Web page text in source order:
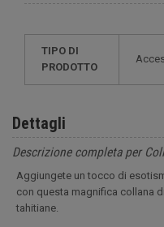
TIPO DI
PRODOTTO
Dettagli
Descrizione completa per
Aggiungete un tocco di
con questa magnifica collana
tahitiane.